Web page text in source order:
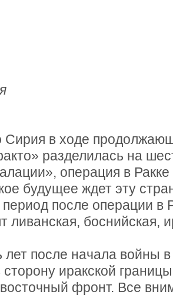
Сирия в ходе
разделилась на
операция в
будущее ждет эту
после операции в
ливанская, боснийская,
лет после начала войны
иракской
фронт. Все